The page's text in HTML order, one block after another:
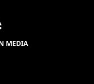
MEDIA